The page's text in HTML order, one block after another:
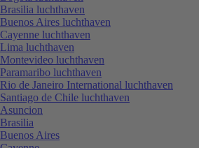
Brasilia luchthaven
Buenos Aires luchthaven
Cayenne luchthaven
Lima luchthaven
Montevideo luchthaven
Paramaribo luchthaven
Rio de Janeiro International luchthaven
Santiago de Chile luchthaven
Asuncion
Brasilia
Buenos Aires